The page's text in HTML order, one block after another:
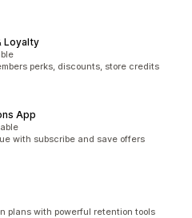
Loyalty
perks, discounts, store credits
App
with subscribe and save offers
plans with powerful retention tools